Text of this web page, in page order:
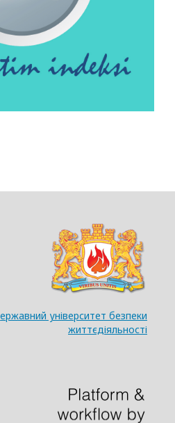
університет безпеки
життєдіяльності